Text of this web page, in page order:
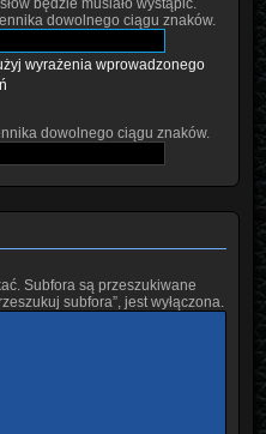
będzie musiało wystąpić.
dowolnego ciągu znaków.
wyrażenia wprowadzonego
dowolnego ciągu znaków.
Subfora są przeszukiwane
subfora”, jest wyłączona.